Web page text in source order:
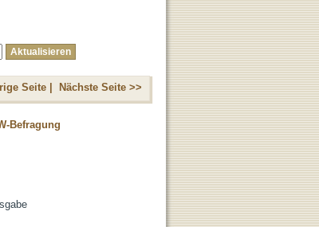
Seite | Nächste Seite >>
Befragung